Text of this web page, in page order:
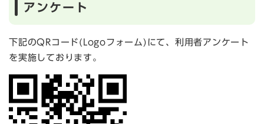
アンケート
下記のQRコード(Logoフォーム)にて、利用者アンケート
を実施しております。